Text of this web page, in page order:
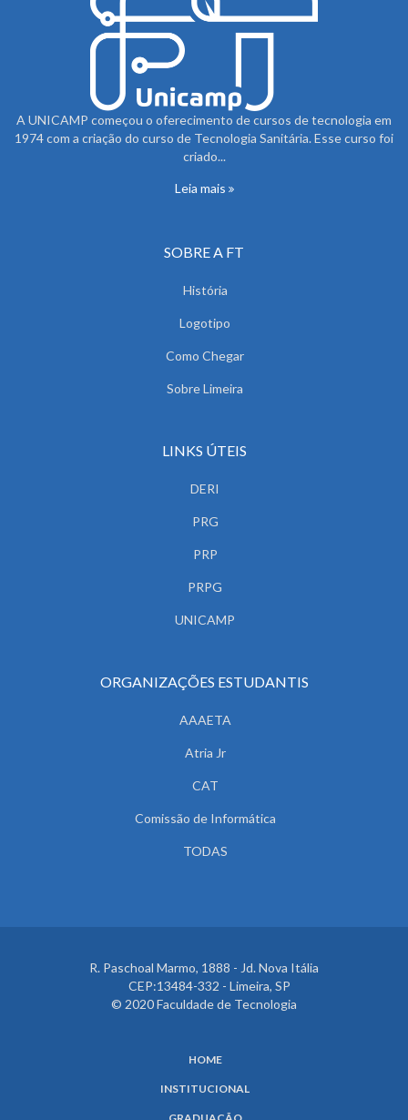
A UNICAMP começou o oferecimento de cursos de tecnologia em
1974 com a criação do curso de Tecnologia Sanitária. Esse curso foi
criado...
Leia mais
SOBRE A FT
História
Logotipo
Como Chegar
Sobre Limeira
LINKS ÚTEIS
DERI
PRG
PRP
PRPG
UNICAMP
ORGANIZAÇÕES ESTUDANTIS
AAAETA
Atria Jr
CAT
Comissão de Informática
TODAS
R. Paschoal Marmo, 1888 - Jd. Nova Itália
CEP:13484-332 - Limeira, SP
© 2020 Faculdade de Tecnologia
HOME
INSTITUCIONAL